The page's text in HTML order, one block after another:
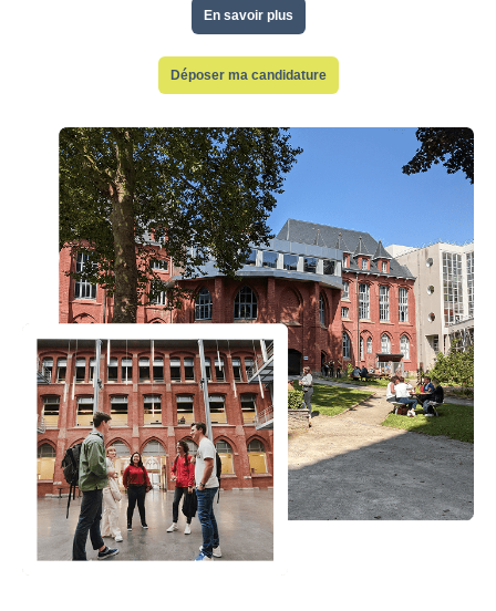
En savoir plus
Déposer ma candidature